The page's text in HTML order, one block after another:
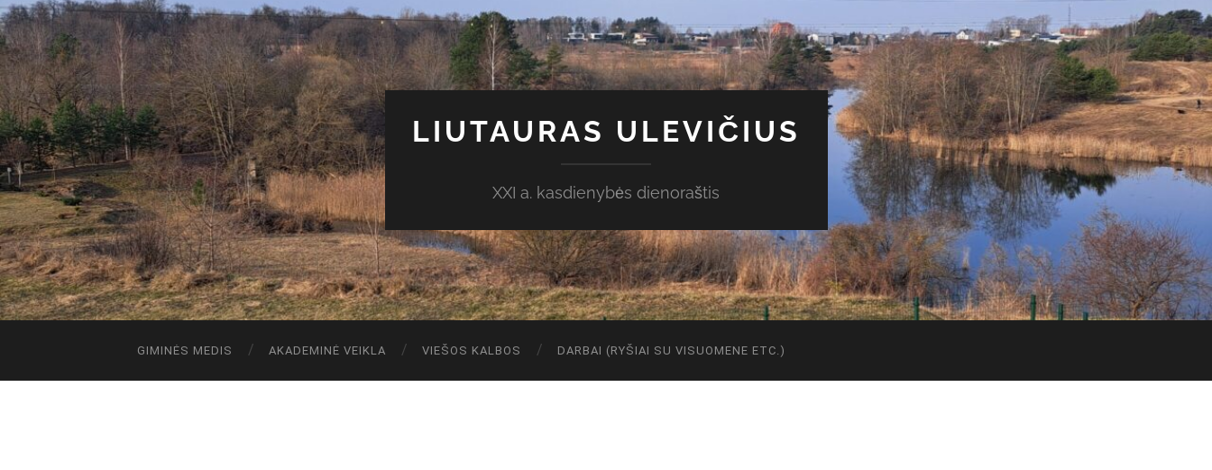
LIUTAURAS ULEVIČIUS
XXI a. kasdienybės dienoraštis
GIMINĖS MEDIS AKADEMINĖ VEIKLA VIEŠOS KALBOS DARBAI (RYŠIAI SU VISUOMENE ETC.)